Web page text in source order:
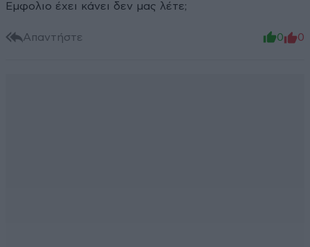
Εμφολιο έχει κάνει δεν μας λέτε;
Απαντήστε 0 0